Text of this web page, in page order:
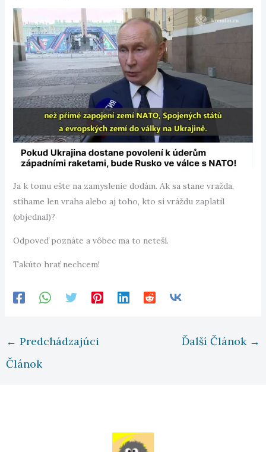
Ja k tomu ešte na zamyslenie dodám. Ak sa stane vražda,
stíhame len vraha alebo aj toho, kto si vráždu zaplatil
(objednal)?
Odpoveď poznáte a vôbec ma to neteší.
Takúto hrať nechcem!
← Predchádzajúci
Článok
Ďalší Článok →